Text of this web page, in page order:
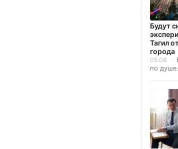
Будут
Тагил
города
05.08
по душе.